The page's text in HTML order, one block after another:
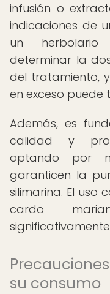
infusión o
indicaciones de
un
determinar la
del tratamiento,
en exceso puede
Además, es
calidad y
optando por
garanticen la
silimarina. El uso
cardo
su consumo